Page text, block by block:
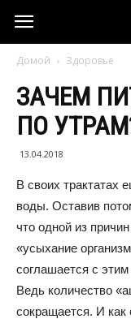
Домой Здоровье
ЗАЧЕМ
ПО
13.04.2018
В своих трактатах
воды. Оставив
что одной из
«усыхание
соглашается с
Ведь количество
сокращается. И как